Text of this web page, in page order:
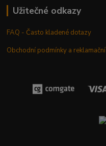
Užitečné odkazy
FAQ - Často kladené dotazy
Obchodní podmínky a